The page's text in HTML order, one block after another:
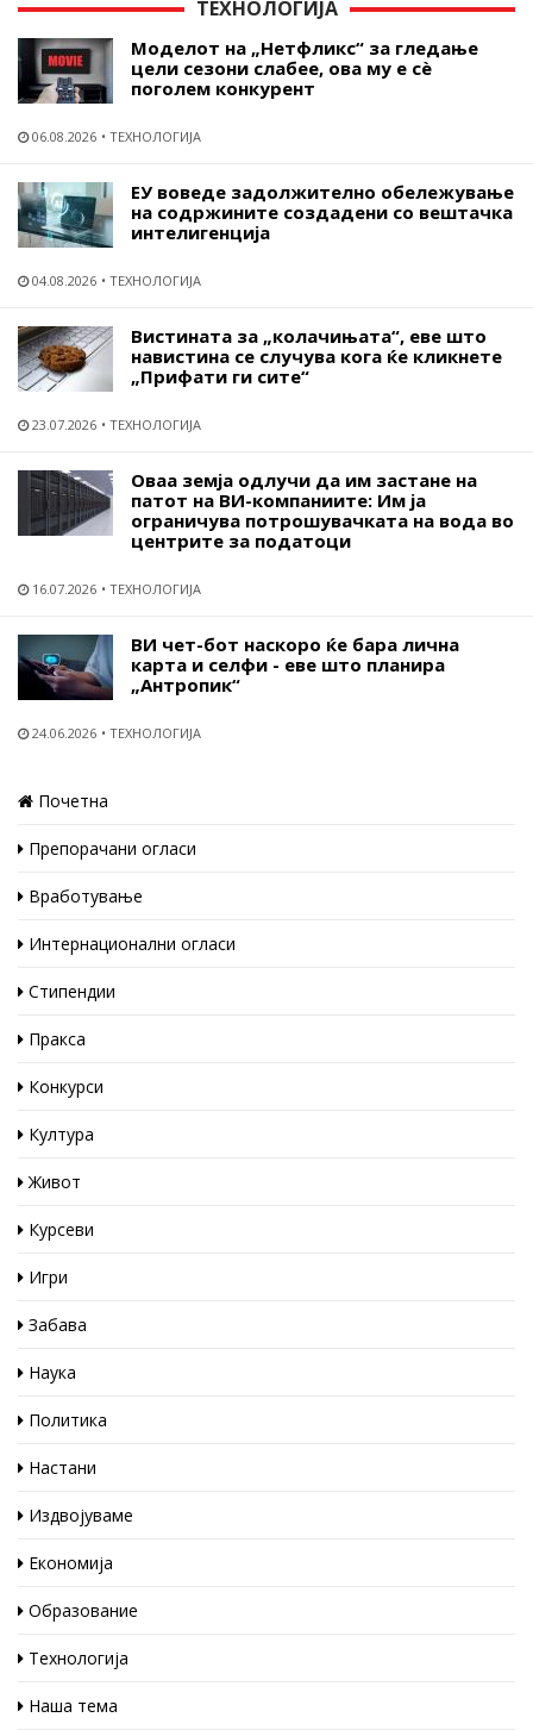
ТЕХНОЛОГИЈА
Моделот на „Нетфликс“ за гледање
цели сезони слабее, ова му е сѐ
поголем конкурент
06.08.2026 ТЕХНОЛОГИЈА
ЕУ воведе задолжително обележување
на содржините создадени со вештачка
интелигенција
04.08.2026 ТЕХНОЛОГИЈА
Вистината за „колачињата“, еве што
навистина се случува кога ќе кликнете
„Прифати ги сите“
23.07.2026 ТЕХНОЛОГИЈА
Оваа земја одлучи да им застане на
патот на ВИ-компаниите: Им ја
ограничува потрошувачката на вода во
центрите за податоци
16.07.2026 ТЕХНОЛОГИЈА
ВИ чет-бот наскоро ќе бара лична
карта и селфи - еве што планира
„Антропик“
24.06.2026 ТЕХНОЛОГИЈА
Почетна
Препорачани огласи
Вработување
Интернационални огласи
Стипендии
Пракса
Конкурси
Култура
Живот
Курсеви
Игри
Забава
Наука
Политика
Настани
Издвојуваме
Економија
Образование
Технологија
Наша тема